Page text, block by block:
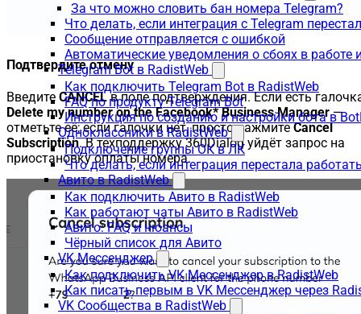
За что можно словить бан номера Telegram?
Что делать, если интеграция с Telegram
Сообщение отправляется с ошибкой
Автоматические уведомления о сбоях в работе
Telegram Bot в RadistWeb
Как подключить Telegram Bot в RadistWeb
FAQ по продукту Telegram Bot
Инструкция по созданию и настройки бота в
Одноклассники в RadistWeb
Подключение группы ОК в ЛК
Что делать, если интеграция перестала
Авито в RadistWeb
Как подключить Авито в RadistWeb
Как работают чаты Авито в RadistWeb
Авито: FAQ и нюансы
Чёрный список для Авито
VK Мессенджер
Как подключить VK Мессенджер в RadistWeb
Как писать первым в VK Мессенджер через
VK Сообщества в RadistWeb
Подтвердите отмену
Введите CANCELв поле подтверждения. Если есть
Delete my number on the Facebook* Business Manager—
отметьте её; если галочки нет, просто нажмитеCancel
Subscription. В техподдержку 360Dialog уйдёт запрос на
приостановку оплаты номера.